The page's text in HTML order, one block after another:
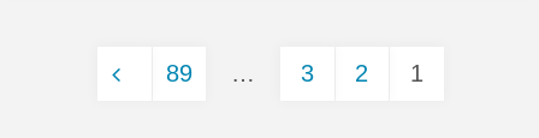
כי 1
2
3
…
89